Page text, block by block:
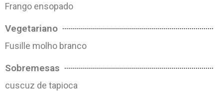
Frango ensopado
Vegetariano
Fusille molho branco
Sobremesas
cuscuz de tapioca